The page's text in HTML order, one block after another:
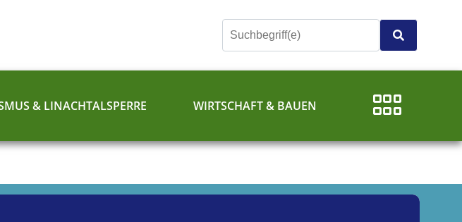
& LINACHTALSPERRE WIRTSCHAFT & BAUEN